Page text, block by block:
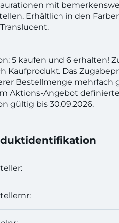
mit
Erhältlich in den
5 kaufen und 6 erhalten!
Kaufprodukt. Das
Bestellmenge mehrfach
Aktions-Angebot
gültig bis 30.09.2026.